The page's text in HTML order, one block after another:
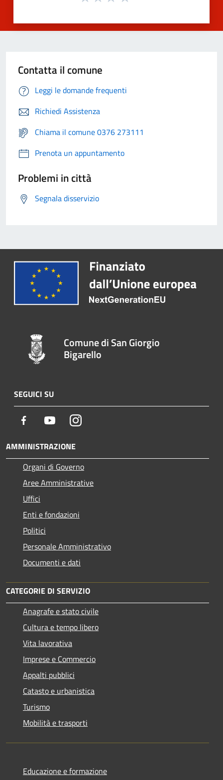
Contatta il comune
Leggi le domande frequenti
Richiedi Assistenza
Chiama il comune 0376 273111
Prenota un appuntamento
Problemi in città
Segnala disservizio
Comune di San Giorgio
Bigarello
SEGUICI SU
Facebook YoutubeInstagram
AMMINISTRAZIONE
Organi di Governo
Aree Amministrative
Uffici
Enti e fondazioni
Politici
Personale Amministrativo
Documenti e dati
CATEGORIE DI SERVIZIO
Anagrafe e stato civile
Cultura e tempo libero
Vita lavorativa
Imprese e Commercio
Appalti pubblici
Catasto e urbanistica
Turismo
Mobilità e trasporti
Educazione e formazione